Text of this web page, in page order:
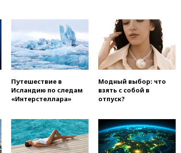
оперативно нарастить
производство вооружений
вчера, 18:54ТАСС: Украина
лишится половины аграрного
экспорта из-за простоя в
портах Одессы
вчера, 18:18БПЛА повторно
атаковали Белгород
план Совета мира о выводе
войск из сектора Газа
вчера, 17:13ТАСС: видео с
Моджтабой Хаменеи,
Путешествие в
Исландию по следам
«Интерстеллара»
Модный выбор: что
взять с собой в
отпуск?